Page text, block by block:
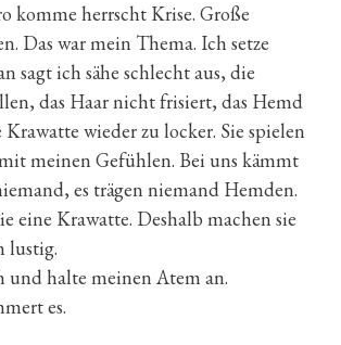
komme herrscht Krise. Große
Das war mein Thema. Ich setze
sagt ich sähe schlecht aus, die
das Haar nicht frisiert, das Hemd
wieder zu locker. Sie spielen
meinen Gefühlen. Bei uns kämmt
es trägen niemand Hemden.
eine Krawatte. Deshalb machen sie
lustig.
und halte meinen Atem an.
es.